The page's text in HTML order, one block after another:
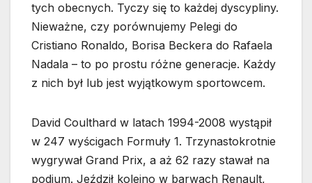
tych obecnych. Tyczy się to każdej dyscypliny.
Nieważne, czy porównujemy Pelegi do
Cristiano Ronaldo, Borisa Beckera do Rafaela
Nadala – to po prostu różne generacje. Każdy
z nich był lub jest wyjątkowym sportowcem.
David Coulthard w latach 1994-2008 wystąpił
w 247 wyścigach Formuły 1. Trzynastokrotnie
wygrywał Grand Prix, a aż 62 razy stawał na
podium. Jeździł kolejno w barwach Renault,